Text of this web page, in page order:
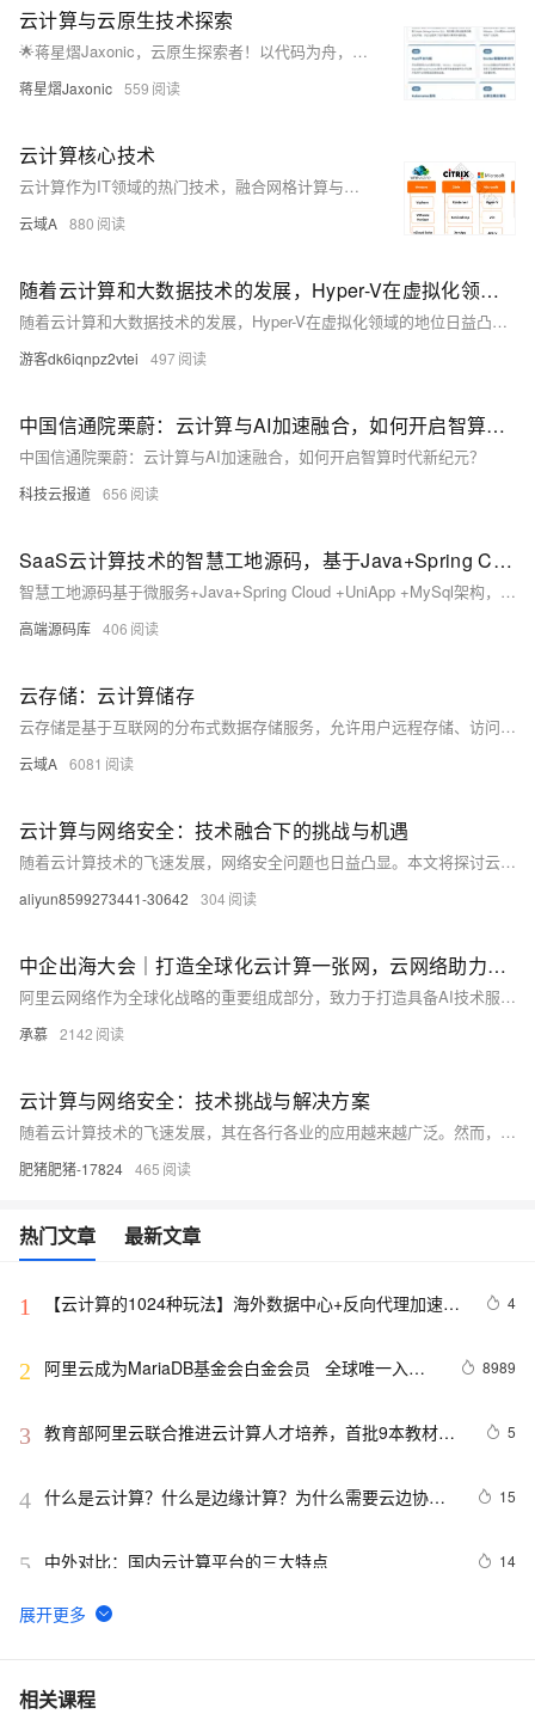
云计算与云原生技术探索
🌟蒋星熠Jaxonic，云原生探索者！以代码为舟，遨游技术星河。专注容器化、微服务、K8s与DevOps，践行GitOps理念，拥抱多云未来。用架构编织星辰，让创新照亮极客征途！
蒋星熠Jaxonic 559
云计算核心技术
云计算作为IT领域的热门技术，融合网格计算与虚拟化，通过资源池和分布式存储提供高效计算与存储服务。其架构涵盖物理资源、资源池、管理中间件及SOA构建层，关键技术包括虚拟化、海量数据处理、资源调度、服务管理及云平台，旨在实现低成本、高可靠、可扩展的服务交付。
云域A 880
随着云计算和大数据技术的发展，Hyper-V在虚拟化领域的地位日益凸显
随着云计算和大数据技术的发展，Hyper-V在虚拟化领域的地位日益凸显。作为Windows Server的核心组件，Hyper-V具备卓越的技术性能，支持高可用性、动态迁移等功能，确保虚拟机稳定高效运行。它与Windows深度集成，管理便捷，支持远程管理和自动化部署，降低管理成本。内置防火墙、RBAC等安全功能，提供全方位安全保障。作为内置组件，Hyper-V无需额外购买软件，降低成本。其广泛的生态系统支持和持续增长的市场需求，使其成为企业虚拟化解决方案的首选。
游客dk6iqnpz2vtei 497
中国信通院栗蔚：云计算与AI加速融合，如何开启智算时代新纪元？
中国信通院栗蔚：云计算与AI加速融合，如何开启智算时代新纪元？
科技云报道 656
SaaS云计算技术的智慧工地源码，基于Java+Spring Cloud框架开发
智慧工地源码基于微服务+Java+Spring Cloud +UniApp +MySql架构，利用传感器、监控摄像头、AI、大数据等技术，实现施工现场的实时监测、数据分析与智能决策。平台涵盖人员、车辆、视频监控、施工质量、设备、环境和能耗管理七大维度，提供可视化管理、智能化报警、移动智能办公及分布计算存储等功能，全面提升工地的安全性、效率和质量。
高端源码库 406
云存储：云计算储存
云存储是基于互联网的分布式数据存储服务，允许用户远程存储、访问和管理数据。它通过多台虚拟服务器提供存储空间，支持多种服务模式如对象存储、块存储等，广泛应用于文件共享、数据备份、在线办公等领域，市场规模持续扩大，技术不断进步，未来将更加智能、安全和灵活。
云域A 6081
云计算与网络安全：技术融合下的挑战与机遇
随着云计算技术的飞速发展，网络安全问题也日益凸显。本文将探讨云计算环境下的网络安全挑战，以及如何通过技术创新来应对这些挑战。我们将分析云服务的安全特性，讨论信息安全的最佳实践，并展望未来云计算与网络安全的发展趋势。
aliyun8599273441-30642 304
中企出海大会｜打造全球化云计算一张网，云网络助力中企出海和AI创新
阿里云网络作为全球化战略的重要组成部分，致力于打造具备AI技术服务能力和全球竞争力的云计算网络。通过高质量互联网服务、全球化网络覆盖等措施，支持企业高效出海。过去一年，阿里云持续加大基础设施投入，优化海外EIP、GA产品，强化金融科技与AI场景支持。例如，携程、美的等企业借助阿里云实现业务全球化；同时，阿里云网络在弹性、安全及性能方面不断升级，推动中企迎接AI浪潮并服务全球用户。
承慕 2142
云计算与网络安全：技术挑战与解决方案
随着云计算技术的飞速发展，其在各行各业的应用越来越广泛。然而，随之而来的网络安全问题也日益凸显。本文将从云服务、网络安全和信息安全等技术领域出发，探讨云计算面临的安全挑战及相应的解决方案。通过实例分析和代码示例，旨在帮助读者更好地理解云计算与网络安全的关系，提高网络安全防护意识。
肥猪肥猪-17824 465
热门文章 最新文章
1
【云计算的1024种玩法】海外数据中心+反向代理加速企
4
2
阿里云成为MariaDB基金会白金会员   全球唯一入选
8989
3 教育部阿里云联合推进云计算人才培养，首批9本教材出
5
4 什么是云计算？什么是边缘计算？为什么需要云边协
15
5 中外对比：国内云计算平台的三大特点 14
6
🚀 阿里云计算巢一键部署 OpenManus 社区版：释放 AI
7 云计算|OpenStack|社区版OpenStack安装部署文档（十
相关课程